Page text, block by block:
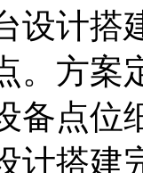
设计搭
。方案
备点位
计搭建